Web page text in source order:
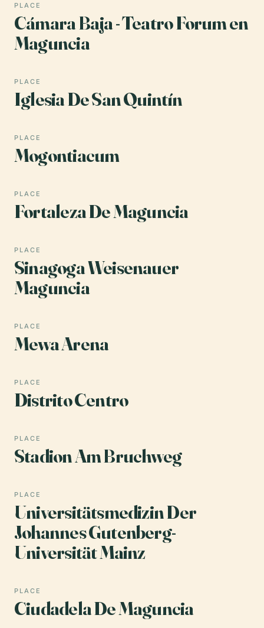
PLACE
Cámara Baja - Teatro Forum en
Maguncia
PLACE
Iglesia De San Quintín
PLACE
Mogontiacum
PLACE
Fortaleza De Maguncia
PLACE
Sinagoga Weisenauer
Maguncia
PLACE
Mewa Arena
PLACE
Distrito Centro
PLACE
Stadion Am Bruchweg
PLACE
Universitätsmedizin Der
Johannes Gutenberg-
Universität Mainz
PLACE
Ciudadela De Maguncia